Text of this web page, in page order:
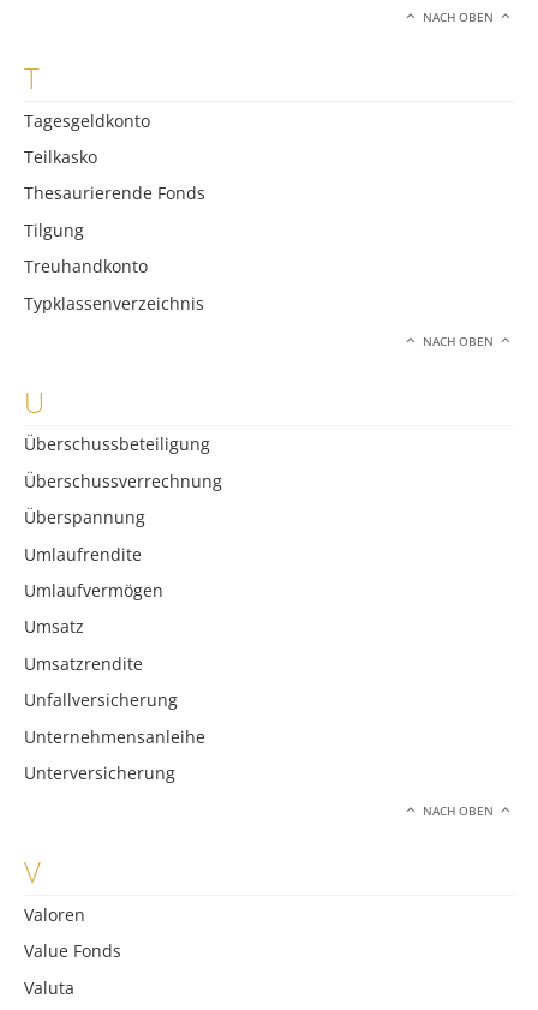
NACH OBEN
T
Tagesgeldkonto
Teilkasko
Thesaurierende Fonds
Tilgung
Treuhandkonto
Typklassenverzeichnis
NACH OBEN
U
Überschussbeteiligung
Überschussverrechnung
Überspannung
Umlaufrendite
Umlaufvermögen
Umsatz
Umsatzrendite
Unfallversicherung
Unternehmensanleihe
Unterversicherung
NACH OBEN
V
Valoren
Value Fonds
Valuta